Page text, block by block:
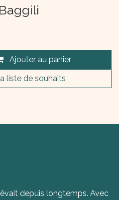
Ajouter au panier
liste de souhaits
depuis longtemps. Avec